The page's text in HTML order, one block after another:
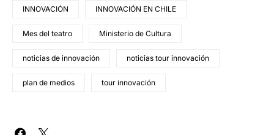
INNOVACIÓN INNOVACIÓN EN CHILE
Mes del teatro Ministerio de Cultura
noticias de innovación noticias tour innovación
plan de medios tour innovación